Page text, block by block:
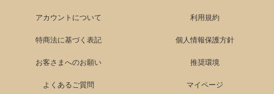
アカウントについて 利用規約
特商法に基づく表記 個人情報保護方針
お客さまへのお願い 推奨環境
よくあるご質問 マイページ